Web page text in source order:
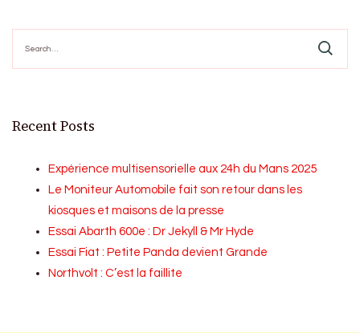
for:
Recent Posts
Expérience multisensorielle aux 24h du Mans 2025
Le Moniteur Automobile fait son retour dans les
kiosques et maisons de la presse
Essai Abarth 600e : Dr Jekyll & Mr Hyde
Essai Fiat : Petite Panda devient Grande
Northvolt : C’est la faillite